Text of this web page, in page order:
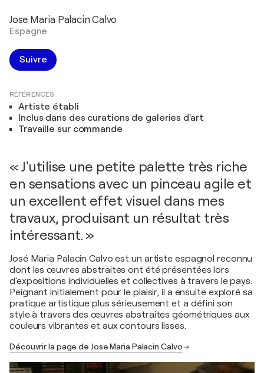
Jose Maria Palacin Calvo
Espagne
Suivre
RÉFÉRENCES
Artiste établi
Inclus dans des curations de galeries d'art
Travaille sur commande
« J'utilise une petite palette très riche
en sensations avec un pinceau agile et
un excellent effet visuel dans mes
travaux, produisant un résultat très
intéressant. »
José Maria Palacin Calvo est un artiste espagnol reconnu
dont les œuvres abstraites ont été présentées lors
d'expositions individuelles et collectives à travers le pays.
Peignant initialement pour le plaisir, il a ensuite exploré sa
pratique artistique plus sérieusement et a défini son
style à travers des œuvres abstraites géométriques aux
couleurs vibrantes et aux contours lisses.
Découvrir la page de Jose Maria Palacin Calvo